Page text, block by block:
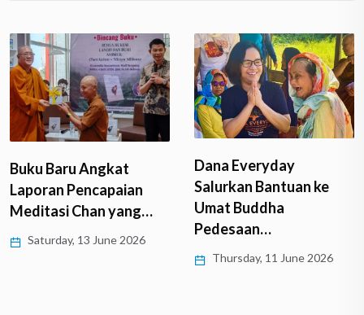
Buku Baru Angkat
Laporan Pencapaian
Meditasi Chan yang…
Saturday, 13 June 2026
Dana Everyday
Salurkan Bantuan ke
Umat Buddha
Pedesaan…
Thursday, 11 June 2026